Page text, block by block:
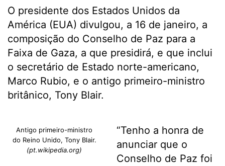
O presidente dos Estados Unidos da
América (EUA) divulgou, a 16 de janeiro, a
composição do Conselho de Paz para a
Faixa de Gaza, a que presidirá, e que inclui
o secretário de Estado norte-americano,
Marco Rubio, e o antigo primeiro-ministro
britânico, Tony Blair.
Antigo primeiro-ministro
do Reino Unido, Tony Blair.
(pt.wikipedia.org)
“Tenho a honra de
anunciar que o
Conselho de Paz foi